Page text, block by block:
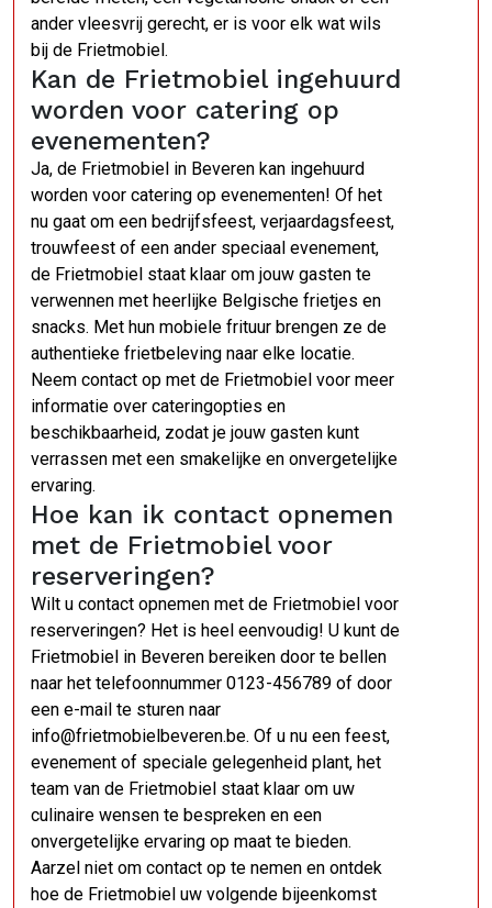
ander vleesvrij gerecht, er is voor elk wat wils
bij de Frietmobiel.
Kan de Frietmobiel ingehuurd
worden voor catering op
evenementen?
Ja, de Frietmobiel in Beveren kan ingehuurd
worden voor catering op evenementen! Of het
nu gaat om een bedrijfsfeest, verjaardagsfeest,
trouwfeest of een ander speciaal evenement,
de Frietmobiel staat klaar om jouw gasten te
verwennen met heerlijke Belgische frietjes en
snacks. Met hun mobiele frituur brengen ze de
authentieke frietbeleving naar elke locatie.
Neem contact op met de Frietmobiel voor meer
informatie over cateringopties en
beschikbaarheid, zodat je jouw gasten kunt
verrassen met een smakelijke en onvergetelijke
ervaring.
Hoe kan ik contact opnemen
met de Frietmobiel voor
reserveringen?
Wilt u contact opnemen met de Frietmobiel voor
reserveringen? Het is heel eenvoudig! U kunt de
Frietmobiel in Beveren bereiken door te bellen
naar het telefoonnummer 0123-456789 of door
een e-mail te sturen naar
info@frietmobielbeveren.be. Of u nu een feest,
evenement of speciale gelegenheid plant, het
team van de Frietmobiel staat klaar om uw
culinaire wensen te bespreken en een
onvergetelijke ervaring op maat te bieden.
Aarzel niet om contact op te nemen en ontdek
hoe de Frietmobiel uw volgende bijeenkomst